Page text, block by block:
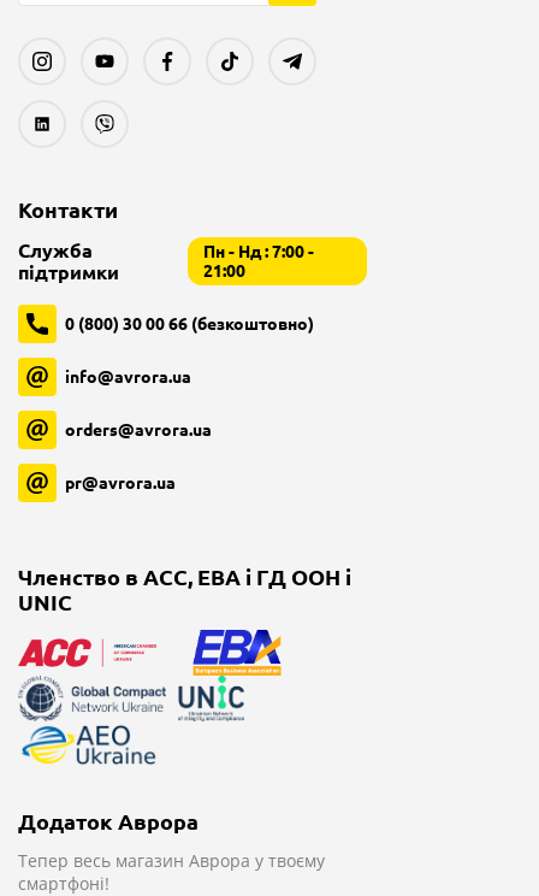
Контакти
Служба
підтримки
Пн - Нд : 7:00 -
21:00
0 (800) 30 00 66 (безкоштовно)
info@avrora.ua
orders@avrora.ua
pr@avrora.ua
Членство в ACC, EBA і ГД ООН і
UNIC
Додаток Аврора
Тепер весь магазин Аврора у твоєму
смартфоні!